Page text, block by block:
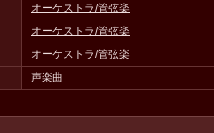
オーケストラ/管弦楽
オーケストラ/管弦楽
オーケストラ/管弦楽
声楽曲